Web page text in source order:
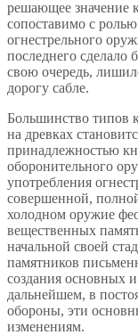
решающее значение
сопоставимо с
огнестрельного
последнего сделало
свою очередь,
дорогу сабле.
Большинство типов
на древках
принадлежностью
оборонительного
употребления
совершенной,
холодном оружие
вещественных
начальной своей
памятников
создания основных
дальнейшем, в
обороны, эти
изменениям.